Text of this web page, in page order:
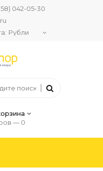
042-05-30
— 0